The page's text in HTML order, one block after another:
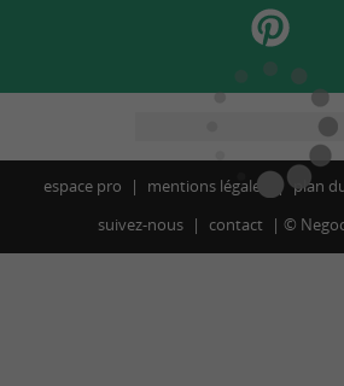
espace pro mentions légales plan
suivez-nous
contact ©